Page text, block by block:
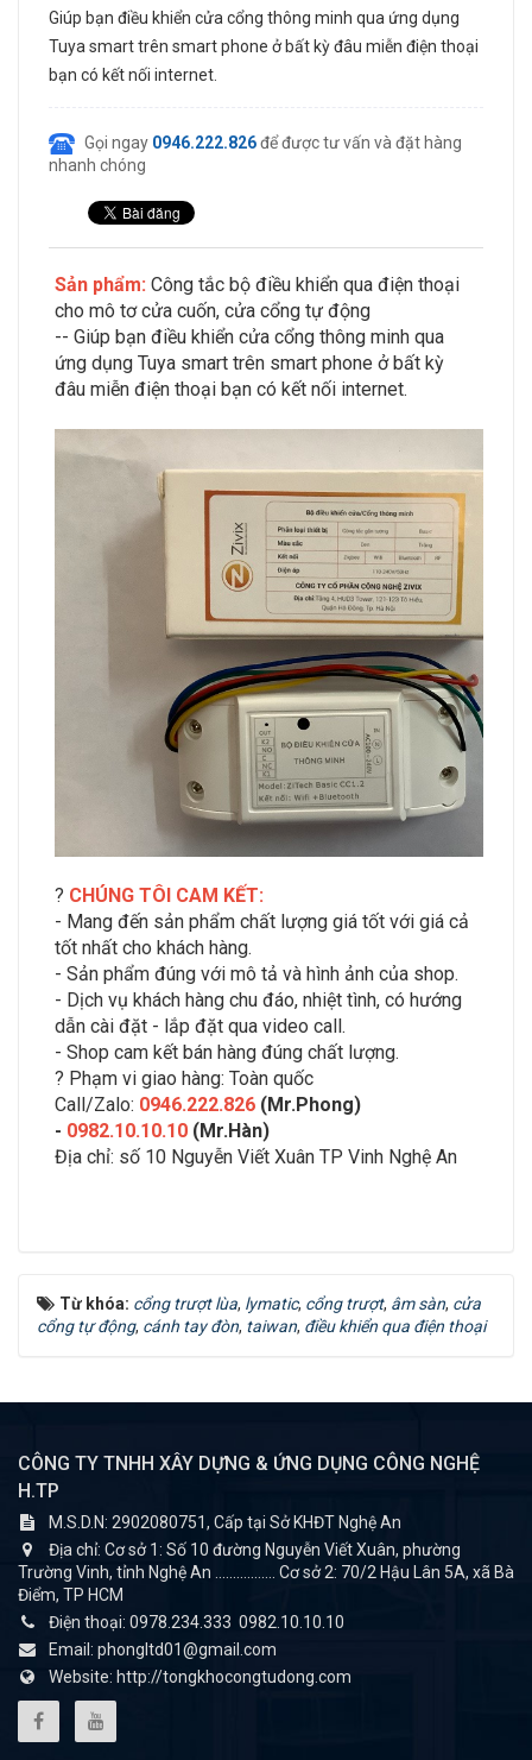
Giúp bạn điều khiển cửa cổng thông minh qua ứng dụng
Tuya smart trên smart phone ở bất kỳ đâu miễn điện thoại
bạn có kết nối internet.
Gọi ngay 0946.222.826để được tư vấn và đặt hàng
nhanh chóng
Sản phẩm: Công tắc bộ điều khiển qua điện thoại
cho mô tơ cửa cuốn, cửa cổng tự động
-- Giúp bạn điều khiển cửa cổng thông minh qua
ứng dụng Tuya smart trên smart phone ở bất kỳ
đâu miễn điện thoại bạn có kết nối internet.
? CHÚNG TÔI CAM KẾT:
- Mang đến sản phẩm chất lượng giá tốt với giá cả
tốt nhất cho khách hàng.
- Sản phẩm đúng với mô tả và hình ảnh của shop.
- Dịch vụ khách hàng chu đáo, nhiệt tình, có hướng
dẫn cài đặt - lắp đặt qua video call.
- Shop cam kết bán hàng đúng chất lượng.
? Phạm vi giao hàng: Toàn quốc
Call/Zalo: 0946.222.826 (Mr.Phong)
- 0982.10.10.10 (Mr.Hàn)
Địa chỉ: số 10 Nguyễn Viết Xuân TP Vinh Nghệ An
Từ khóa: cổng trượt lùa, lymatic, cổng trượt, âm sàn, cửa
cổng tự động, cánh tay đòn, taiwan, điều khiển qua điện thoại
CÔNG TY TNHH XÂY DỰNG & ỨNG DỤNG CÔNG NGHỆ
H.TP
M.S.D.N: 2902080751, Cấp tại Sở KHĐT Nghệ An
Địa chỉ: Cơ sở 1: Số 10 đường Nguyễn Viết Xuân, phường
Trường Vinh, tỉnh Nghệ An ................. Cơ sở 2: 70/2 Hậu Lân 5A, xã Bà
Điểm, TP HCM
Điện thoại: 0978.234.333 0982.10.10.10
Email: phongltd01@gmail.com
Website: http://tongkhocongtudong.com